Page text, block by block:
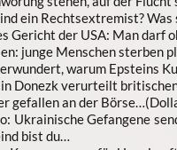
ein Rechtsextremist? Was
Gericht der USA: Man darf
junge Menschen sterben
warum Epsteins
Donezk verurteilt
gefallen an der
Ukrainische Gefangene
bist du…